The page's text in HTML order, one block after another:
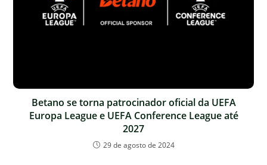
Betano se torna patrocinador oficial da UEFA
Europa League e UEFA Conference League até
2027
29 de agosto de 2024